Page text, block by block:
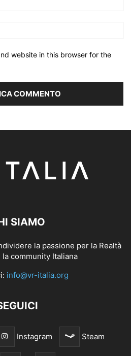
website in this browser for the
SIAMO
la passione per la Realtà
community Italiana
info@vr-italia.org
Instagram Steam